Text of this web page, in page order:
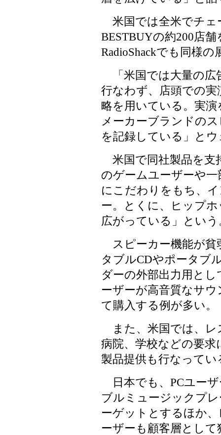
米国では全米でチェ
BESTBUYの約200店
RadioShackでも同様
「米国では大量の広
行なわず、店頭での
略を用いている。実
メーカーブランドの
を記録している」と
米国で同社製品を支
のゲームユーザーや
にこだわりをもち、
ー。とくに、ヒップ
広がっている」という
スピーカー機能が貧
タブルCDやポータブ
ダーの外部出力用と
ーザーが高音質なサ
て購入する例が多い。
また、米国では、レ
病院、学校などの要
製品提供も行なって
日本でも、PCユー
ブルミュージックプ
ーゲットとするほか
ーザーも顧客層とし